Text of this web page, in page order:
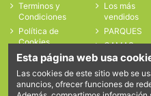
Terminos y
Condiciones
Política de
Cookies
Política de
Privacidad
Contacte con
nosotros
Los más
vendidos
PARQUES
CAMAS
ELASTICAS
Esta página web usa
Las cookies de este sitio web se
anuncios, ofrecer funciones de